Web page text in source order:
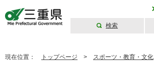
検索
現在位置： トップページ > スポーツ・教育・文化